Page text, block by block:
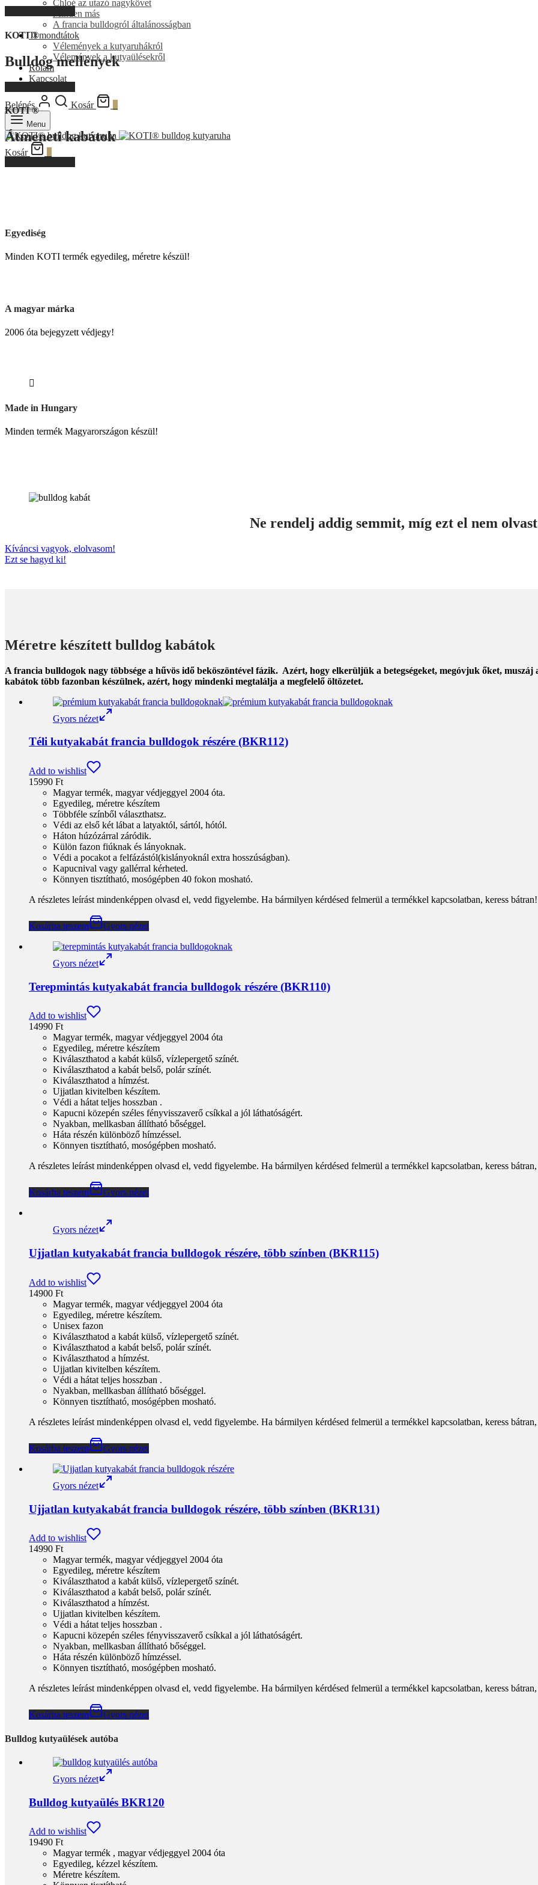
Chloé az utazó nagykövet
Minden más
A francia bulldogról általánosságban
Ti mondtátok
Vélemények a kutyaruhákról
Vélemények a kutyaülésekről
Rólam
Kapcsolat
Belépés Kosár
Menu
Kosár
KOTI ®
Bulldog mellények
KOTI ®
Átmeneti kabátok
Egyediség
Minden KOTI termék egyedileg, méretre készül!
A magyar márka
2006 óta bejegyzett védjegy!
Made in Hungary
Minden termék Magyarországon készül!
Ne rendelj addig semmit, míg ezt el nem
Kíváncsi vagyok, elolvasom!
Ezt se hagyd ki!
Méretre készített bulldog kabátok
A francia bulldogok nagy többsége a hűvös idő beköszöntével fázik. Azért, hogy elkerüljük a betegségeket, megóvjuk őket,
kabátok több fazonban készülnek, azért, hogy mindenki megtalálja a megfelelő öltözetet.
Gyors nézet
Téli kutyakabát francia bulldogok részére (BKR112)
Add to wishlist
15990 Ft
Magyar termék, magyar védjeggyel 2004 óta.
Egyedileg, méretre készítem
Többféle színből választhatsz.
Védi az első két lábat a latyaktól, sártól, hótól.
Háton húzózárral záródik.
Külön fazon fiúknak és lányoknak.
Védi a pocakot a felfázástól(kislányoknál extra hosszúságban).
Kapucnival vagy gallérral kérheted.
Könnyen tisztítható, mosógépben 40 fokon mosható.
A részletes leírást mindenképpen olvasd el, vedd figyelembe. Ha bármilyen kérdésed felmerül a termékkel kapcsolatban, keress bátran!
Kosárba teszem Gyors nézet
Gyors nézet
Terepmintás kutyakabát francia bulldogok részére (BKR110)
Add to wishlist
14990 Ft
Magyar termék, magyar védjeggyel 2004 óta
Egyedileg, méretre készítem
Kiválaszthatod a kabát külső, vízlepergető színét.
Kiválaszthatod a kabát belső, polár színét.
Kiválaszthatod a hímzést.
Ujjatlan kivitelben készítem.
Védi a hátat teljes hosszban .
Kapucni közepén széles fényvisszaverő csíkkal a jól láthatóságért.
Nyakban, mellkasban állítható bőséggel.
Háta részén különböző hímzéssel.
Könnyen tisztítható, mosógépben mosható.
A részletes leírást mindenképpen olvasd el, vedd figyelembe. Ha bármilyen kérdésed felmerül a termékkel kapcsolatban, keress
Kosárba teszem Gyors nézet
Gyors nézet
Ujjatlan kutyakabát francia bulldogok részére, több színben (BKR115)
Add to wishlist
14900 Ft
Magyar termék, magyar védjeggyel 2004 óta
Egyedileg, méretre készítem.
Unisex fazon
Kiválaszthatod a kabát külső, vízlepergető színét.
Kiválaszthatod a kabát belső, polár színét.
Kiválaszthatod a hímzést.
Ujjatlan kivitelben készítem.
Védi a hátat teljes hosszban .
Nyakban, mellkasban állítható bőséggel.
Könnyen tisztítható, mosógépben mosható.
A részletes leírást mindenképpen olvasd el, vedd figyelembe. Ha bármilyen kérdésed felmerül a termékkel kapcsolatban, keress
Kosárba teszem Gyors nézet
Gyors nézet
Ujjatlan kutyakabát francia bulldogok részére, több színben (BKR131)
Add to wishlist
14990 Ft
Magyar termék, magyar védjeggyel 2004 óta
Egyedileg, méretre készítem
Kiválaszthatod a kabát külső, vízlepergető színét.
Kiválaszthatod a kabát belső, polár színét.
Kiválaszthatod a hímzést.
Ujjatlan kivitelben készítem.
Védi a hátat teljes hosszban .
Kapucni közepén széles fényvisszaverő csíkkal a jól láthatóságért.
Nyakban, mellkasban állítható bőséggel.
Háta részén különböző hímzéssel.
Könnyen tisztítható, mosógépben mosható.
A részletes leírást mindenképpen olvasd el, vedd figyelembe. Ha bármilyen kérdésed felmerül a termékkel kapcsolatban, keress
Kosárba teszem Gyors nézet
Bulldog kutyaülések autóba
Gyors nézet
Bulldog kutyaülés BKR120
Add to wishlist
19490 Ft
Magyar termék , magyar védjeggyel 2004 óta
Egyedileg, kézzel készítem.
Méretre készítem.